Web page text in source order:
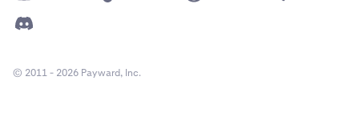
© 2011 - 2026 Payward, Inc.